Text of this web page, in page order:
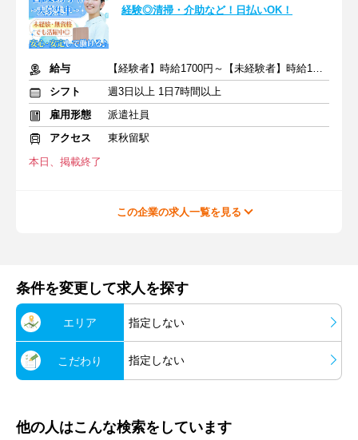
経験◎清掃・介助など！日払いOK！
給与
【経験者】時給1700円～【未経験者】時給1500円～ ＋交通費
シフト
週3日以上 1日7時間以上
雇用形態
派遣社員
アクセス
東秋留駅
本日、掲載終了
この企業の求人一覧を見る
条件を変更して求人を探す
エリア 指定しない
こだわり 指定しない
他の人はこんな検索をしています